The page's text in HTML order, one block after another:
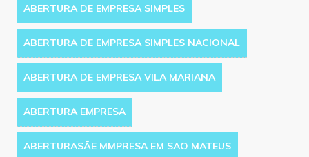
ABERTURA DE EMPRESA SIMPLES
ABERTURA DE EMPRESA SIMPLES NACIONAL
ABERTURA DE EMPRESA VILA MARIANA
ABERTURA EMPRESA
ABERTURASÃE MMPRESA EM SAO MATEUS